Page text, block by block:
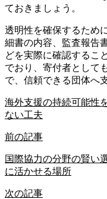
ておきましょう。
透明性を確保するため
細書の内容、監査報告
どを実際に確認するこ
でおり、寄付者として
で、信頼できる団体へ
海外支援の持続可能性
ない工夫
前の記事
国際協力の分野の賢い
に活かせる場所
次の記事